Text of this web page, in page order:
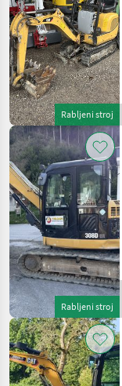
Rabljeni stroj
Rabljeni stroj